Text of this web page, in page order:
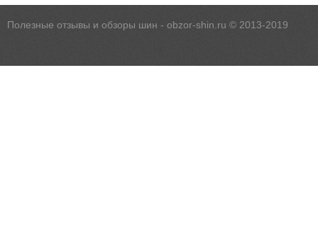
Полезные отзывы и обзоры шин - obzor-shin.ru © 2013-2019